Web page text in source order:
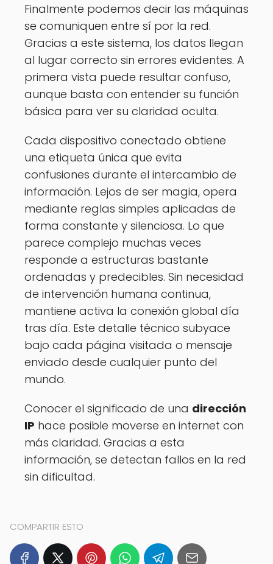
Finalmente podemos decir las máquinas
se comuniquen entre sí por la red.
Gracias a este sistema, los datos llegan
al lugar correcto sin errores evidentes. A
primera vista puede resultar confuso,
aunque basta con entender su función
básica para ver su claridad oculta.
Cada dispositivo conectado obtiene
una etiqueta única que evita
confusiones durante el intercambio de
información. Lejos de ser magia, opera
mediante reglas simples aplicadas de
forma constante y silenciosa. Lo que
parece complejo muchas veces
responde a estructuras bastante
ordenadas y predecibles. Sin necesidad
de intervención humana continua,
mantiene activa la conexión global día
tras día. Este detalle técnico subyace
bajo cada página visitada o mensaje
enviado desde cualquier punto del
mundo.
Conocer el significado de una dirección
IP hace posible moverse en internet con
más claridad. Gracias a esta
información, se detectan fallos en la red
sin dificultad.
COMPARTIR ESTO